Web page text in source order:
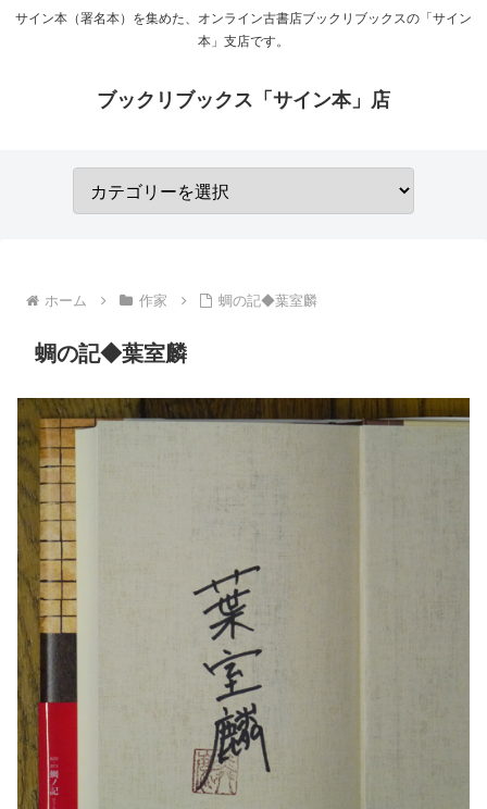
サイン本（署名本）を集めた、オンライン古書店ブックリブックスの「サイン
本」支店です。
ブックリブックス「サイン本」店
ホーム 作家 蜩の記◆葉室麟
蜩の記◆葉室麟